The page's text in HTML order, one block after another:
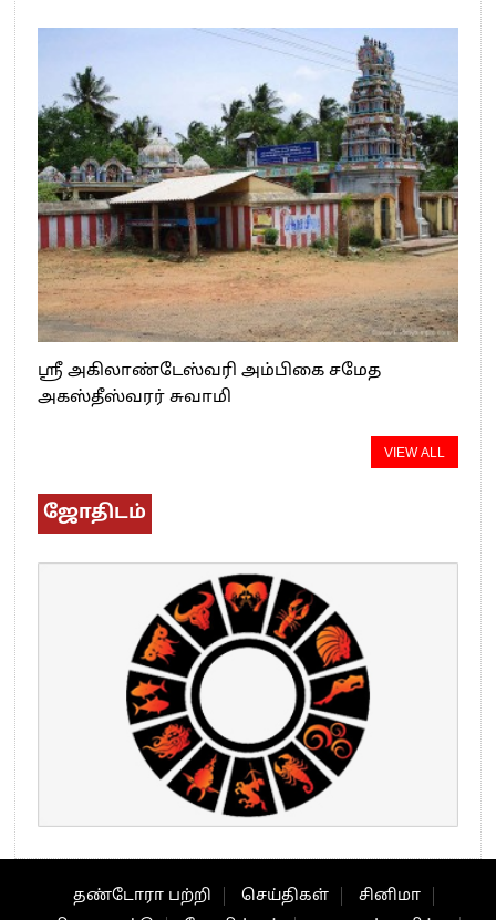
ஸ்ரீ அகிலாண்டேஸ்வரி அம்பிகை சமேத
அகஸ்தீஸ்வரர் சுவாமி
VIEW ALL
ஜோதிடம்
தண்டோரா பற்றி செய்திகள்
சினிமா